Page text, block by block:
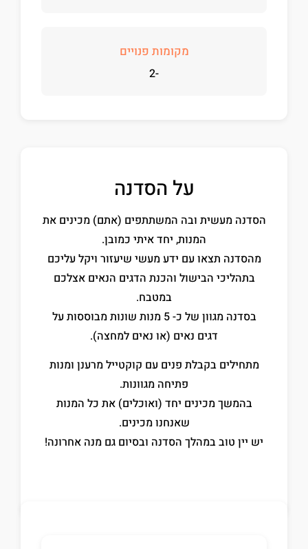
מקומות פנויים
-2
על הסדנה
הסדנה מעשית ובה המשתתפים (אתם) מכינים את
המנות, יחד איתי כמובן.
מהסדנה תצאו עם ידע מעשי שיעזור ויקל עליכם
בתהליכי הבישול והכנת הדגים הנאים אצלכם
במטבח.
בסדנה מגוון של כ- 5 מנות שונות מבוססות על
דגים נאים (או נאים למחצה).
מתחילים בקבלת פנים עם קוקטייל מרענן ומנות
פתיחה מגוונות.
בהמשך מכינים יחד (ואוכלים) את כל המנות
שאנחנו מכינים.
יש יין טוב במהלך הסדנה ובסיום גם מנה אחרונה!